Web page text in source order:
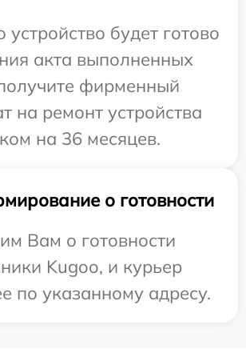
устройство будет готово
акта выполненных
фирменный
на ремонт устройства
на 36 месяцев.
о готовности
Вам о готовности
Kugoo, и курьер
по указанному адресу.